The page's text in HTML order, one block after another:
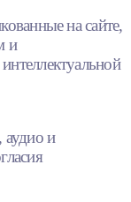
на сайте,
и
аудио и